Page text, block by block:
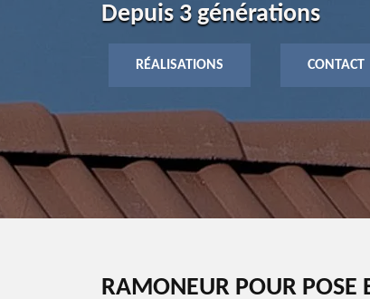
Depuis 3 générations
RÉALISATIONS CONTACT
RAMONEUR POUR POSE